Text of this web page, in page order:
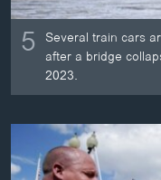
ສຽງ
ລາຍການກະຈາຍສຽງ
ລາຍງານ
ຕິດຕາມພວກເຮົາ ທີ່
ພາສາຕ່າງໆ
5 Several train cars
after a bridge
2023.